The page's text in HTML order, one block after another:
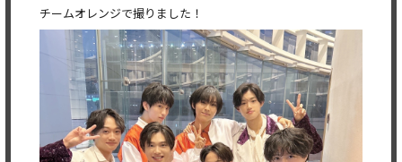
チームオレンジで撮りました！